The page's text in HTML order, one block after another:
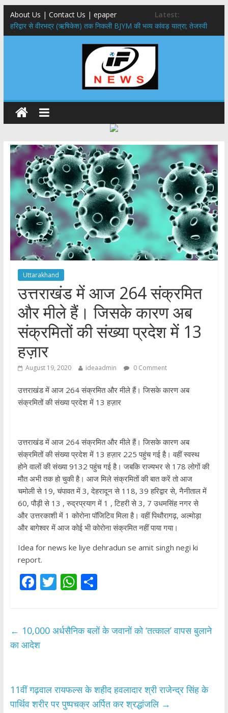
About Us | Contact Us | epaper
Latest:
​हरिद्वार से वीरभद्र (ऋषिकेश) तक निकली BJYM की भव्य कांवड़ यात्रा; तेजस्वी
सूर्या ने की देश व प्रदेशवासियों के कल्याण की कामना
नंदा की चौकी पुल हादसा: PWD के EE, AE और JE निलंबित, सीएम धामी के निर्देश
मुख्यमंत्री ने 9 लाख 87 हजार17 पेंशन लाभार्थियों को कुल 146 करोड़ 32 लाख
राष्ट्रीय हथकरघा दिवस पर मुख्यमंत्री धामी ने उत्कृष्ट बुनकरों और हस्तशिल्प
कारीगरों को किया सम्मानित
​धामी कैबिनेट का बड़ा फैसला: पशुपालकों को 60% तक सब्सिडी, गंगा एक्सप्रेसवे का
हरिद्वार तक होगा विस्तार
Uttarakhand
उत्तराखंड में आज 264 संक्रमित
और मीले हैं। जिसके कारण अब
संक्रमितों की संख्या प्रदेश में 13
हज़ार
August 19, 2020 ideaadmin 0 Comment
उत्तराखंड में आज 264 संक्रमित और मीले हैं। जिसके कारण अब
संक्रमितों की संख्या प्रदेश में 13 हज़ार
उत्तराखंड में आज 264 संक्रमित और मीले हैं। जिसके कारण अब
संक्रमितों की संख्या प्रदेश में 13 हज़ार 225 पहुंच गई है। वहीं स्वस्थ
होने वालों की संख्या 9132 पहुंच गई है। जबकि राज्यभर से 178 लोगों की
मौत अभी तक हो चुकी है। आज मिले संक्रमितों की बात करें तो आज
चमोली से 19, चंपावत में 3, देहरादून से 118, 39 हरिद्वार से, नैनीताल में
60, पौड़ी से 13 , रुद्रप्रयाग में 1 , टिहरी से 3, 7 उधमसिंह नगर से
और उत्तरकाशी में 1 कोरोना पॉजिटिव मिला है। वहीं पिथौरागढ़, अल्मोड़ा
और बागेश्वर में आज कोई भी कोरोना संक्रमित नहीं पाया गया।
Idea for news ke liye dehradun se amit singh negi ki
report.
F
b
o
T
er
W
s
p
S
e
← 10,000 अर्धसैनिक बलों के जवानों को ‘तत्काल’ वापस बुलाने
का आदेश
11वीं गढ़वाल रायफल्स के शहीद हवलादार श्री राजेन्द्र सिंह के
पार्थिव शरीर पर पुष्पचक्र अर्पित कर श्रद्धांजलि →